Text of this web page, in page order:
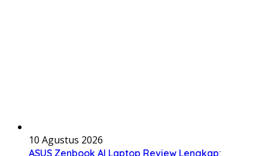
10 Agustus 2026
ASUS Zenbook AI Laptop Review Lengkap: